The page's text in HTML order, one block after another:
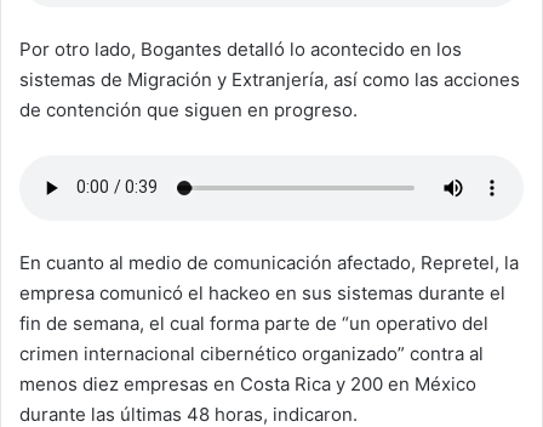
Por otro lado, Bogantes detalló lo acontecido en los
sistemas de Migración y Extranjería, así como las acciones
de contención que siguen en progreso.
En cuanto al medio de comunicación afectado, Repretel, la
empresa comunicó el hackeo en sus sistemas durante el
fin de semana, el cual forma parte de “un operativo del
crimen internacional cibernético organizado” contra al
menos diez empresas en Costa Rica y 200 en México
durante las últimas 48 horas, indicaron.